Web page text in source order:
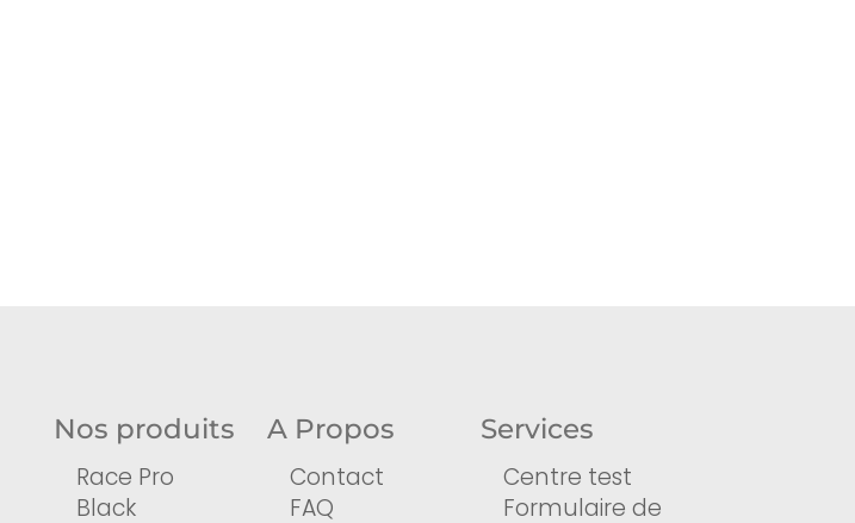
Nos produits
Race Pro
Black
A Propos
Contact
FAQ
Services
Centre test
Formulaire de